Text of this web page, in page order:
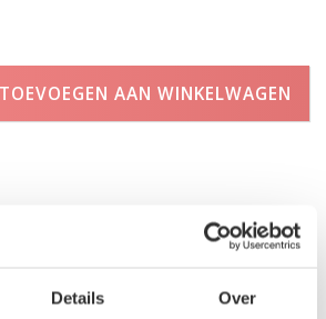
Details Over
TOEVOEGEN AAN WINKELWAGEN